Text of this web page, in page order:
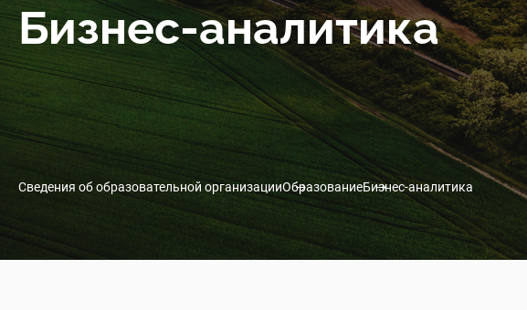
Бизнес-аналитика
Сведения об образовательной организацииОбразованиеБизнес-аналитика